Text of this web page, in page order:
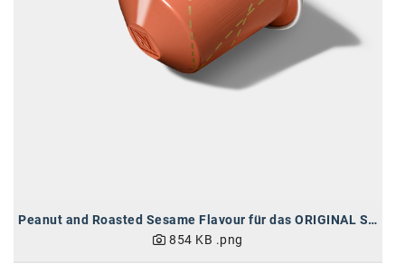
Peanut and Roasted Sesame Flavour für das ORIGINAL System
854 KB .png